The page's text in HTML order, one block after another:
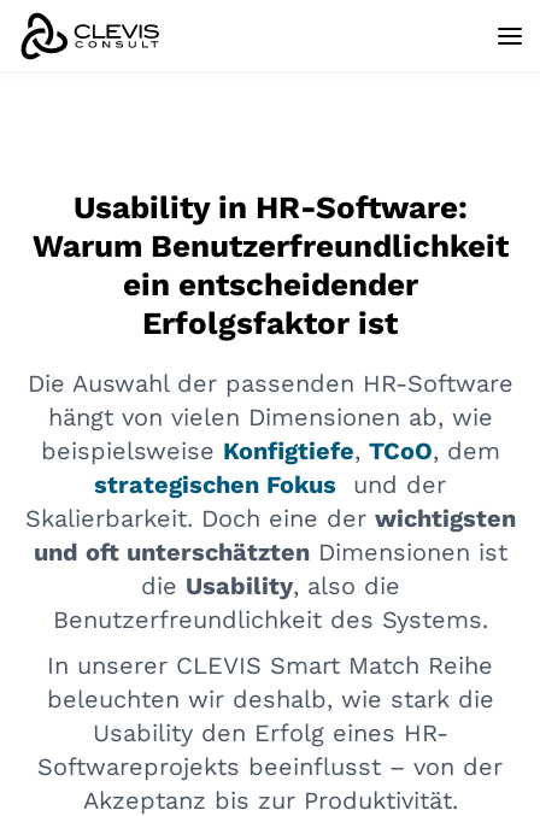
Usability in HR-Software:
Warum Benutzerfreundlichkeit
ein entscheidender
Erfolgsfaktor ist
Die Auswahl der passenden HR-Software
hängt von vielen Dimensionen ab, wie
beispielsweise Konfigtiefe, TCoO, dem
strategischen Fokus und der
Skalierbarkeit. Doch eine der wichtigsten
und oft unterschätztenDimensionen ist
die Usability, also die
Benutzerfreundlichkeit des Systems.
In unserer CLEVIS Smart Match Reihe
beleuchten wir deshalb, wie stark die
Usability den Erfolg eines HR-
Softwareprojekts beeinflusst – von der
Akzeptanz bis zur Produktivität.